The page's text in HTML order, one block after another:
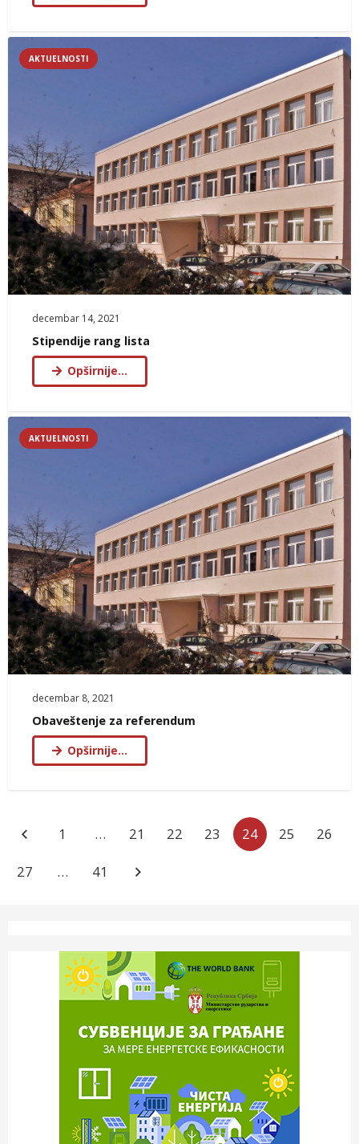
AKTUELNOSTI
decembar 14, 2021
Stipendije rang lista
Opširnije…
AKTUELNOSTI
decembar 8, 2021
Obaveštenje za referendum
Opširnije…
1 … 21 22 23 24 25 26
27 … 41